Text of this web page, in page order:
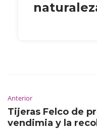
Anterior
Tijeras Felco de
vendimia y la